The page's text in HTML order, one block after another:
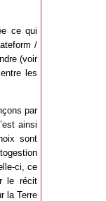
ce qui
/
(voir
les
par
ainsi
sont
ci, ce
le récit
la Terre